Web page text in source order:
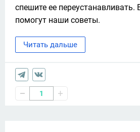
спешите ее
помогут наши советы.
Читать дальше
1